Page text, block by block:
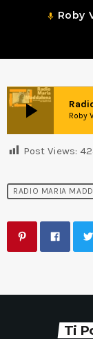
mic Roby
play_arrow Roby
Post Views:
RADIO MARIA
Ti